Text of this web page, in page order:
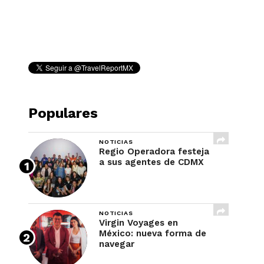
Populares
NOTICIAS
Regio Operadora festeja
a sus agentes de CDMX
NOTICIAS
Virgin Voyages en
México: nueva forma de
navegar